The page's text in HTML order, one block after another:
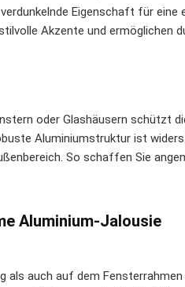
Eigenschaft für eine
Akzente und ermöglichen
oder Glashäusern schützt
Aluminiumstruktur ist
So schaffen Sie
Aluminium-Jalousie
als auch auf dem